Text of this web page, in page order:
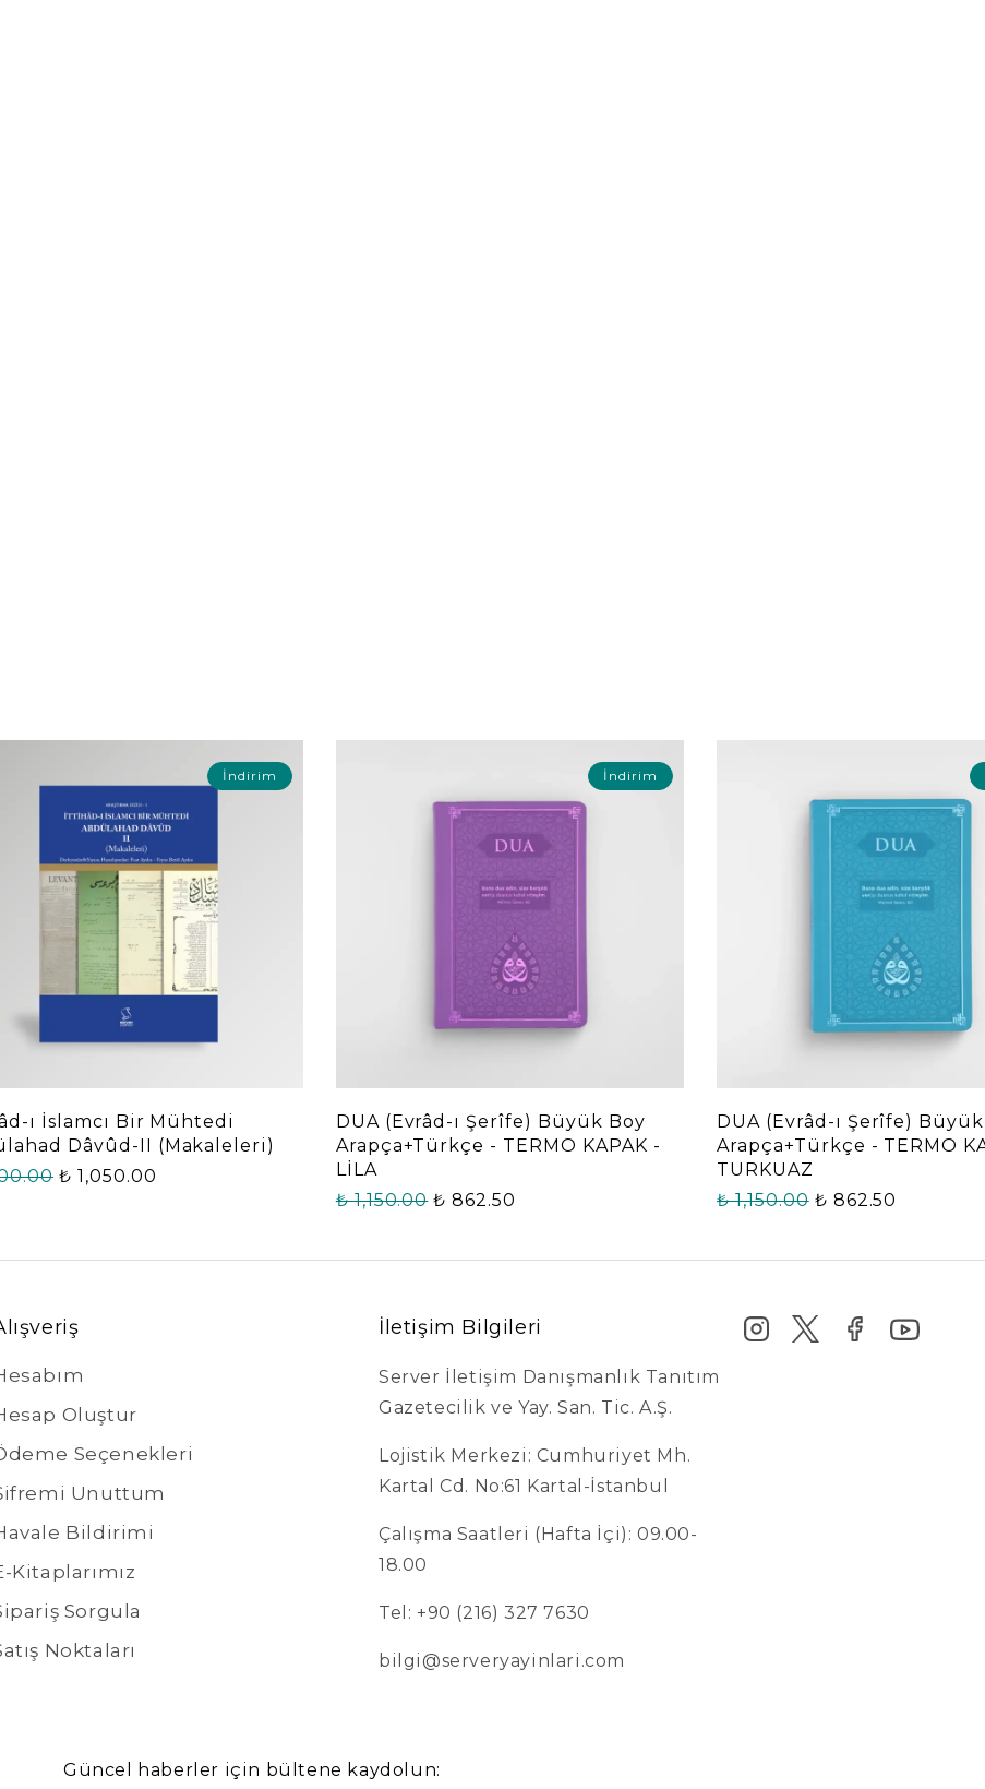
İndirim
ı İslamcı Bir Mühtedi
Dâvûd-II (Makaleleri)
₺ 1,050.00
İndirim
DUA (Evrâd-ı Şerîfe) Büyük Boy
Arapça+Türkçe - TERMO KAPAK -
LİLA
₺ 1,150.00 ₺ 862.50
DUA (Evrâd-ı Şerîfe)
Arapça+Türkçe - TERMO
TURKUAZ
₺ 1,150.00 ₺ 862.50
Oluştur
Seçenekleri
Unuttum
Bildirimi
Kitaplarımız
Sorgula
Noktaları
İletişim Bilgileri
Server İletişim Danışmanlık Tanıtım
Gazetecilik ve Yay. San. Tic. A.Ş.
Lojistik Merkezi: Cumhuriyet Mh.
Kartal Cd. No:61 Kartal-İstanbul
Çalışma Saatleri (Hafta İçi): 09.00-
18.00
Tel: +90 (216) 327 7630
bilgi@serveryayinlari.com
Güncel haberler için bültene kaydolun: